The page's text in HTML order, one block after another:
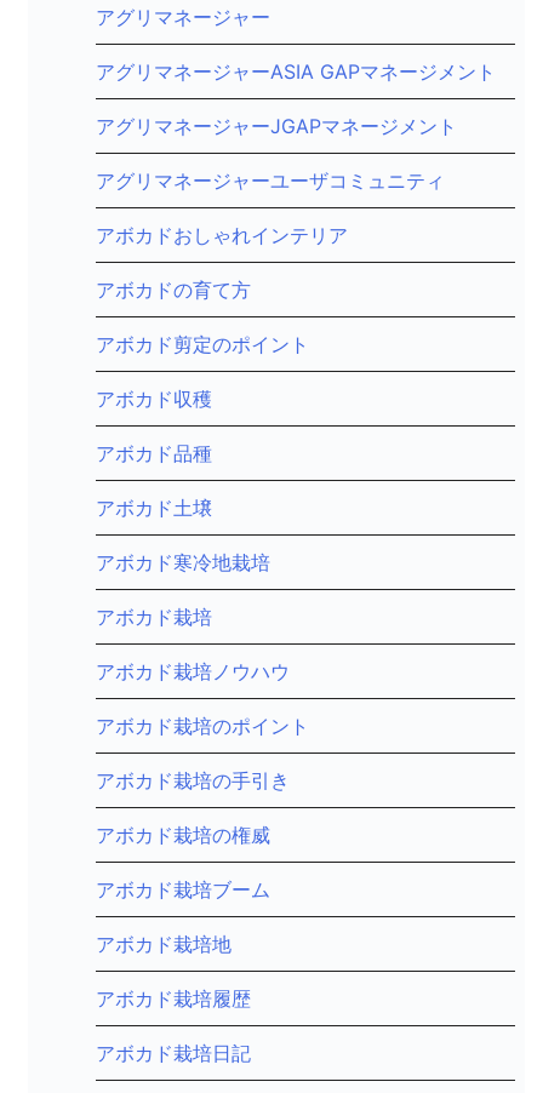
アグリマネージャー
アグリマネージャーASIA GAPマネージメント
アグリマネージャーJGAPマネージメント
アグリマネージャーユーザコミュニティ
アボカドおしゃれインテリア
アボカドの育て方
アボカド剪定のポイント
アボカド収穫
アボカド品種
アボカド土壌
アボカド寒冷地栽培
アボカド栽培
アボカド栽培ノウハウ
アボカド栽培のポイント
アボカド栽培の手引き
アボカド栽培の権威
アボカド栽培ブーム
アボカド栽培地
アボカド栽培履歴
アボカド栽培日記